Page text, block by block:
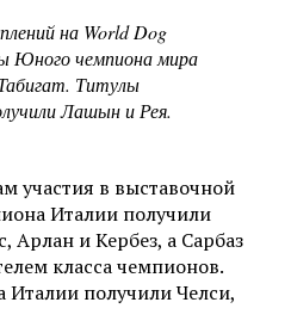
на World Dog
Юного чемпиона мира
Титулы
Лашын и Рея.
участия в выставочной
Италии получили
Арлан и Кербез, а Сарбаз
класса чемпионов.
получили Челси,